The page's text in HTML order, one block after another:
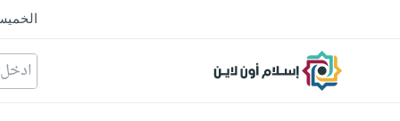
إسلام أون لاين